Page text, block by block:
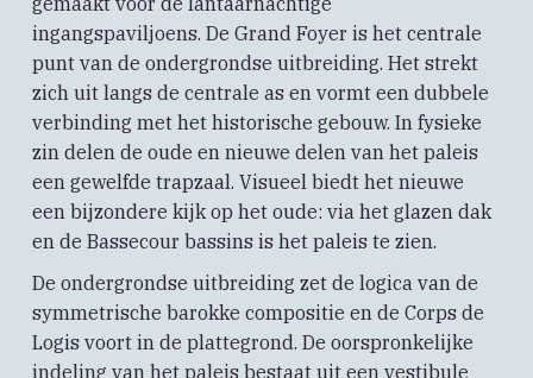
ingangspaviljoens. De Grand Foyer is het centrale
punt van de ondergrondse uitbreiding. Het strekt
zich uit langs de centrale as en vormt een dubbele
verbinding met het historische gebouw. In fysieke
zin delen de oude en nieuwe delen van het paleis
een gewelfde trapzaal. Visueel biedt het nieuwe
een bijzondere kijk op het oude: via het glazen dak
en de Bassecour bassins is het paleis te zien.
De ondergrondse uitbreiding zet de logica van de
symmetrische barokke compositie en de Corps de
Logis voort in de plattegrond. De oorspronkelijke
indeling van het paleis bestaat uit een vestibule